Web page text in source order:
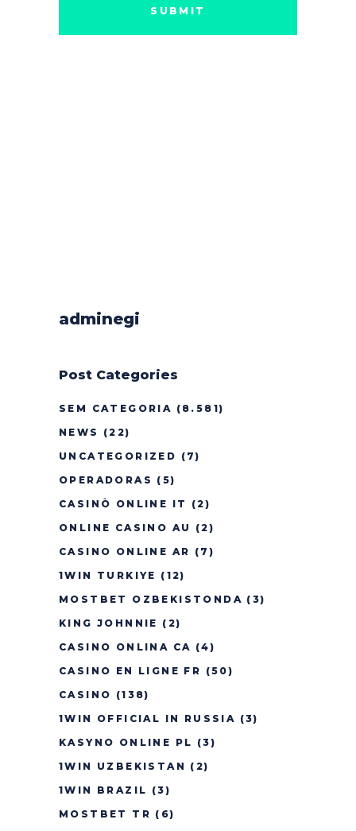
adminegi
Post Categories
SEM CATEGORIA (8.581)
NEWS
(22)
UNCATEGORIZED (7)
OPERADORAS (5)
CASINÒ ONLINE IT
(2)
ONLINE CASINO AU
(2)
CASINO ONLINE AR (7)
1WIN TURKIYE (12)
MOSTBET OZBEKISTONDA (3)
KING JOHNNIE (2)
CASINO ONLINA CA (4)
CASINO EN LIGNE FR (50)
CASINO (138)
1WIN OFFICIAL IN RUSSIA (3)
KASYNO ONLINE PL (3)
1WIN UZBEKISTAN (2)
1WIN BRAZIL (3)
MOSTBET TR (6)